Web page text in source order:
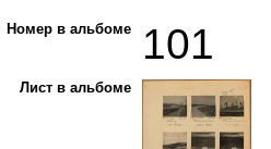
Номер в альбоме 101
Лист в альбоме